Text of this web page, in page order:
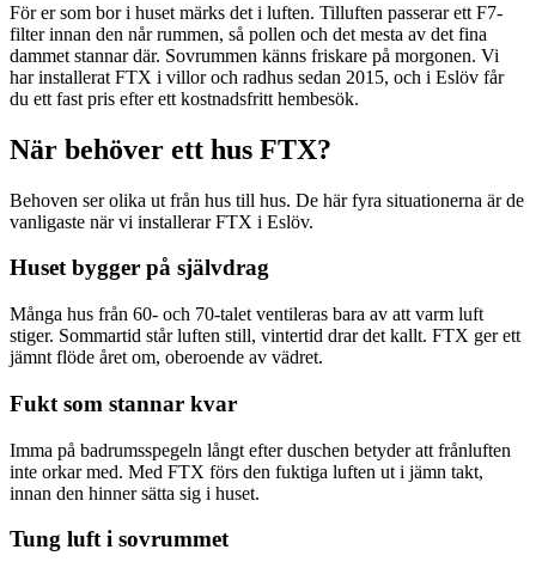
För er som bor i huset märks det i luften. Tilluften passerar ett F7-
filter innan den når rummen, så pollen och det mesta av det fina
dammet stannar där. Sovrummen känns friskare på morgonen. Vi
har installerat FTX i villor och radhus sedan 2015, och i Eslöv får
du ett fast pris efter ett kostnadsfritt hembesök.
När behöver ett hus FTX?
Behoven ser olika ut från hus till hus. De här fyra situationerna är de
vanligaste när vi installerar FTX i Eslöv.
Huset bygger på självdrag
Många hus från 60- och 70-talet ventileras bara av att varm luft
stiger. Sommartid står luften still, vintertid drar det kallt. FTX ger ett
jämnt flöde året om, oberoende av vädret.
Fukt som stannar kvar
Imma på badrumsspegeln långt efter duschen betyder att frånluften
inte orkar med. Med FTX förs den fuktiga luften ut i jämn takt,
innan den hinner sätta sig i huset.
Tung luft i sovrummet